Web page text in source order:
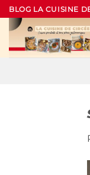
Passer
au
contenu
BLOG LA CUISINE